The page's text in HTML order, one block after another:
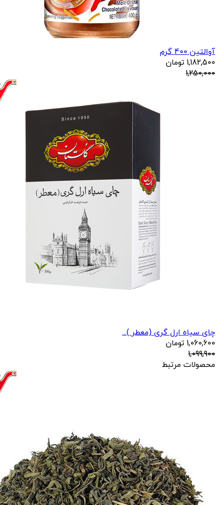
آوالتین 400 گرم
1,182,500 تومان
1,250,000
چای سیاه ارل گری (معطر )...
1,060,600 تومان
1,099,900
محصولات مرتبط